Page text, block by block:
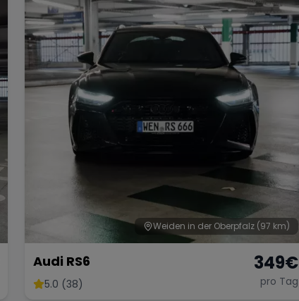
Weiden in der Oberpfalz (97 km)
Audi RS6
5.0 (38)
349€
pro Tag